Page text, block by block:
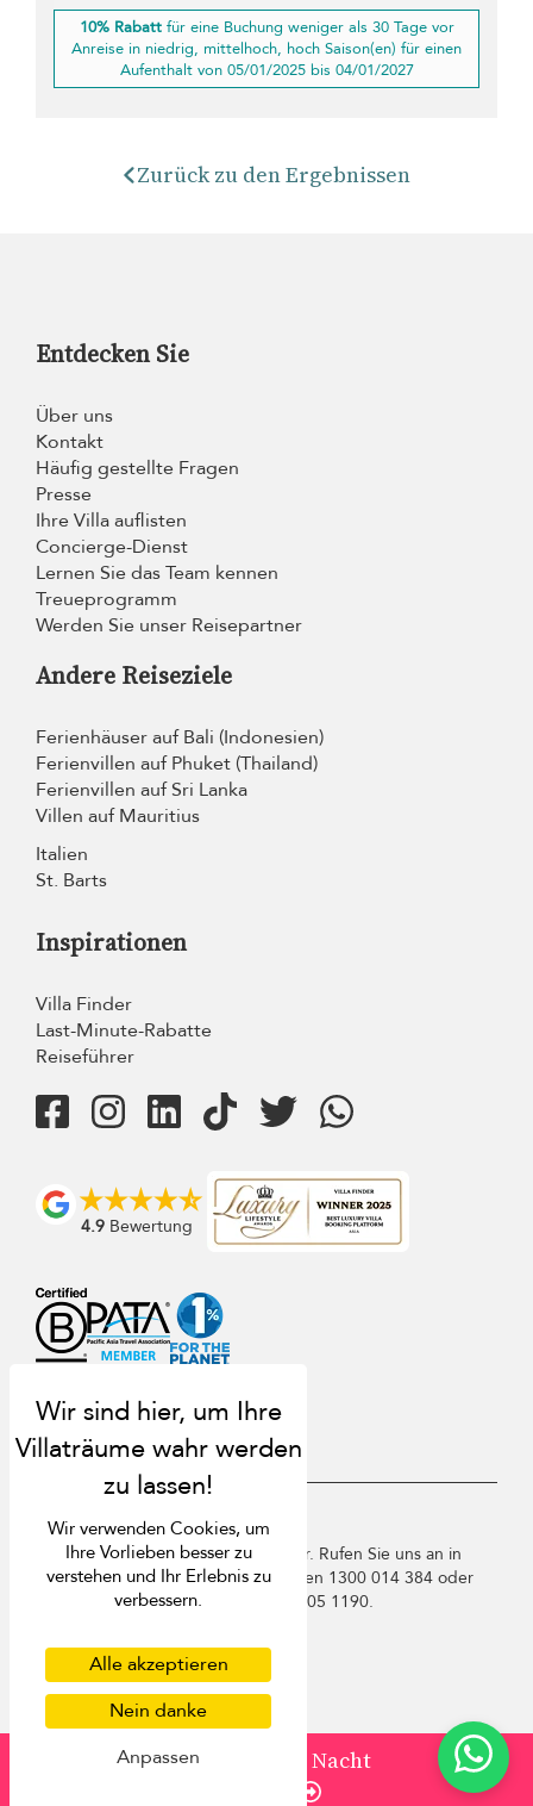
von
/ Nacht
10% Rabattfür eine Buchung weniger als 30 Tage vor
Anreise in niedrig, mittelhoch, hoch Saison(en) für einen
Aufenthalt von 05/01/2025 bis 04/01/2027
Zurück zu den Ergebnissen
Entdecken Sie
Über uns
Kontakt
Häufig gestellte Fragen
Presse
Ihre Villa auflisten
Concierge-Dienst
Lernen Sie das Team kennen
Treueprogramm
Werden Sie unser Reisepartner
Andere Reiseziele
Ferienhäuser auf Bali (Indonesien)
Ferienvillen auf Phuket (Thailand)
Ferienvillen auf Sri Lanka
Villen auf Mauritius
Italien
St. Barts
Inspirationen
Villa Finder
Last-Minute-Rabatte
Reiseführer
4.9 Bewertung
USD $ de Deutsch
Copyright © 2026 Samui Villa Finder. Rufen Sie uns an in
Thailand +66 60 003 5911 / Australien 1300 014 384 oder
+61 2 9191 7419 / Singapur +65 3105 1190.
Datenschutzbestimmungen
Cookies
Wir verwenden Cookies, um
Ihre Vorlieben besser zu
verstehen und Ihr Erlebnis zu
verbessern.
Alle akzeptieren
Nein danke
Anpassen